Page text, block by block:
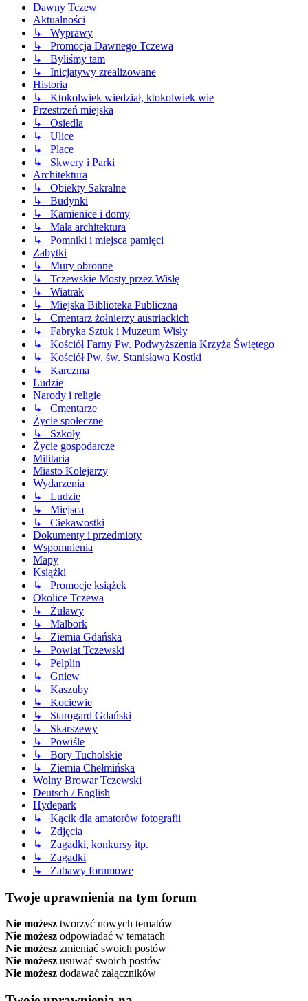
Dawny Tczew
Aktualności
↳ Wyprawy
↳ Promocja Dawnego Tczewa
↳ Byliśmy tam
↳ Inicjatywy zrealizowane
Historia
↳ Ktokolwiek wiedział, ktokolwiek wie
Przestrzeń miejska
↳ Osiedla
↳ Ulice
↳ Place
↳ Skwery i Parki
Architektura
↳ Obiekty Sakralne
↳ Budynki
↳ Kamienice i domy
↳ Mała architektura
↳ Pomniki i miejsca pamięci
Zabytki
↳ Mury obronne
↳ Tczewskie Mosty przez Wisłę
↳ Wiatrak
↳ Miejska Biblioteka Publiczna
↳ Cmentarz żołnierzy austriackich
↳ Fabryka Sztuk i Muzeum Wisły
↳ Kościół Farny Pw. Podwyższenia Krzyża Świętego
↳ Kościół Pw. św. Stanisława Kostki
↳ Karczma
Ludzie
Narody i religie
↳ Cmentarze
Życie społeczne
↳ Szkoły
Życie gospodarcze
Militaria
Miasto Kolejarzy
Wydarzenia
↳ Ludzie
↳ Miejsca
↳ Ciekawostki
Dokumenty i przedmioty
Wspomnienia
Mapy
Książki
↳ Promocje książek
Okolice Tczewa
↳ Żuławy
↳ Malbork
↳ Ziemia Gdańska
↳ Powiat Tczewski
↳ Pelplin
↳ Gniew
↳ Kaszuby
↳ Kociewie
↳ Starogard Gdański
↳ Skarszewy
↳ Powiśle
↳ Bory Tucholskie
↳ Ziemia Chełmińska
Wolny Browar Tczewski
Deutsch / English
Hydepark
↳ Kącik dla amatorów fotografii
↳ Zdjęcia
↳ Zagadki, konkursy itp.
↳ Zagadki
↳ Zabawy forumowe
Twoje uprawnienia na tym forum
Nie możesz tworzyć nowych tematów
Nie możesz odpowiadać w tematach
Nie możesz zmieniać swoich postów
Nie możesz usuwać swoich postów
Nie możesz dodawać załączników